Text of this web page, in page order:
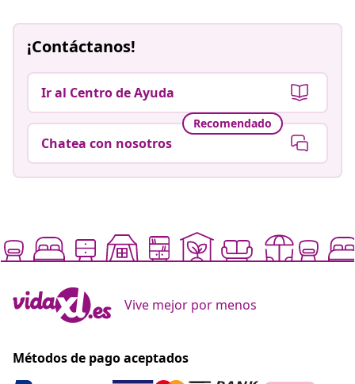
¡Contáctanos!
Ir al Centro de Ayuda
Recomendado
Chatea con nosotros
Vive mejor por menos
Métodos de pago aceptados